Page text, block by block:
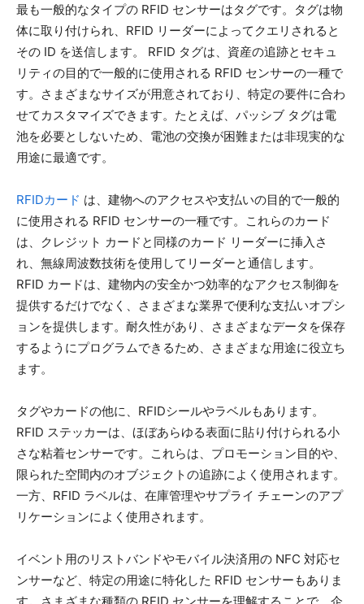
最も一般的なタイプの RFID センサーはタグです。タグは物
体に取り付けられ、RFID リーダーによってクエリされると
その ID を送信します。 RFID タグは、資産の追跡とセキュ
リティの目的で一般的に使用される RFID センサーの一種で
す。さまざまなサイズが用意されており、特定の要件に合わ
せてカスタマイズできます。たとえば、パッシブ タグは電
池を必要としないため、電池の交換が困難または非現実的な
用途に最適です。
RFIDカード は、建物へのアクセスや支払いの目的で一般的
に使用される RFID センサーの一種です。これらのカード
は、クレジット カードと同様のカード リーダーに挿入さ
れ、無線周波数技術を使用してリーダーと通信します。
RFID カードは、建物内の安全かつ効率的なアクセス制御を
提供するだけでなく、さまざまな業界で便利な支払いオプシ
ョンを提供します。耐久性があり、さまざまなデータを保存
するようにプログラムできるため、さまざまな用途に役立ち
ます。
タグやカードの他に、RFIDシールやラベルもあります。
RFID ステッカーは、ほぼあらゆる表面に貼り付けられる小
さな粘着センサーです。これらは、プロモーション目的や、
限られた空間内のオブジェクトの追跡によく使用されます。
一方、RFID ラベルは、在庫管理やサプライ チェーンのアプ
リケーションによく使用されます。
イベント用のリストバンドやモバイル決済用の NFC 対応セ
ンサーなど、特定の用途に特化した RFID センサーもありま
す。さまざまな種類の RFID センサーを理解することで、企